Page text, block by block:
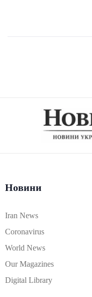
Новини
Iran News
Coronavirus
World News
Our Magazines
Digital Library